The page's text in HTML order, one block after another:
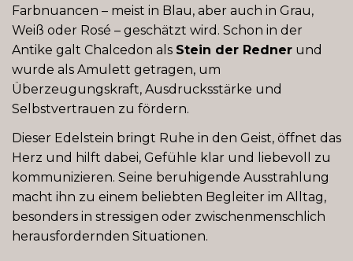
Farbnuancen – meist in Blau, aber auch in Grau,
Weiß oder Rosé – geschätzt wird. Schon in der
Antike galt Chalcedon als Stein der Redner und
wurde als Amulett getragen, um
Überzeugungskraft, Ausdrucksstärke und
Selbstvertrauen zu fördern.
Dieser Edelstein bringt Ruhe in den Geist, öffnet das
Herz und hilft dabei, Gefühle klar und liebevoll zu
kommunizieren. Seine beruhigende Ausstrahlung
macht ihn zu einem beliebten Begleiter im Alltag,
besonders in stressigen oder zwischenmenschlich
herausfordernden Situationen.